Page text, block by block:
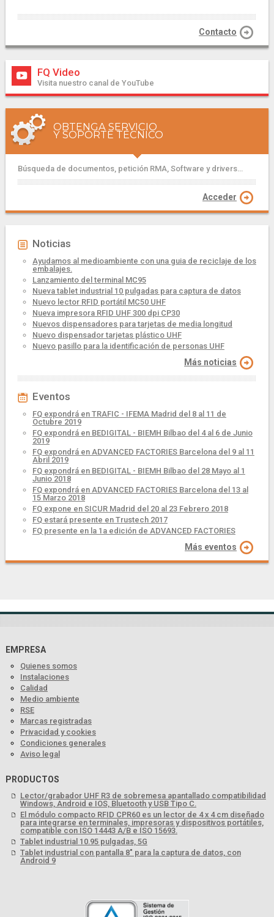
Contacto
FQ Video
Visita nuestro canal de YouTube
OBTENGA SERVICIO
Y SOPORTE TÉCNICO
Búsqueda de documentos, petición RMA, Software y drivers...
Acceder
Noticias
Ayudamos al medioambiente con una guia de reciclaje de los
embalajes.
Lanzamiento del terminal MC95
Nueva tablet industrial 10 pulgadas para captura de datos
Nuevo lector RFID portátil MC50 UHF
Nueva impresora RFID UHF 300 dpi CP30
Nuevos dispensadores para tarjetas de media longitud
Nuevo dispensador tarjetas plástico UHF
Nuevo pasillo para la identificación de personas UHF
Más noticias
Eventos
FQ expondrá en TRAFIC - IFEMA Madrid del 8 al 11 de
Octubre 2019
FQ expondrá en BEDIGITAL - BIEMH Bilbao del 4 al 6 de Junio
2019
FQ expondrá en ADVANCED FACTORIES Barcelona del 9 al 11
Abril 2019
FQ expondrá en BEDIGITAL - BIEMH Bilbao del 28 Mayo al 1
Junio 2018
FQ expondrá en ADVANCED FACTORIES Barcelona del 13 al
15 Marzo 2018
FQ expone en SICUR Madrid del 20 al 23 Febrero 2018
FQ estará presente en Trustech 2017
FQ presente en la 1a edición de ADVANCED FACTORIES
Más eventos
EMPRESA
Quienes somos
Instalaciones
Calidad
Medio ambiente
RSE
Marcas registradas
Privacidad y cookies
Condiciones generales
Aviso legal
PRODUCTOS
Lector/grabador UHF R3 de sobremesa apantallado compatibilidad
Windows, Android e IOS, Bluetooth y USB Tipo C.
El módulo compacto RFID CPR60 es un lector de 4 x 4 cm diseñado
para integrarse en terminales, impresoras y dispositivos portátiles,
compatible con ISO 14443 A/B e ISO 15693.
Tablet industrial 10.95 pulgadas, 5G
Tablet industrial con pantalla 8" para la captura de datos, con
Android 9